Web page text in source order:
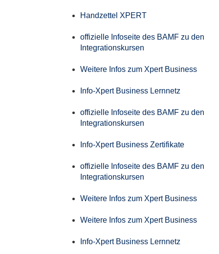
Handzettel XPERT
offizielle Infoseite des BAMF zu den
Integrationskursen
Weitere Infos zum Xpert Business
Info-Xpert Business Lernnetz
offizielle Infoseite des BAMF zu den
Integrationskursen
Info-Xpert Business Zertifikate
offizielle Infoseite des BAMF zu den
Integrationskursen
Weitere Infos zum Xpert Business
Weitere Infos zum Xpert Business
Info-Xpert Business Lernnetz